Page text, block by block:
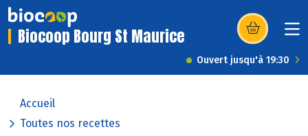
Biocoop Bourg St Maurice (s’ouvre dans
Ouvert jusqu'à 19:30
Accueil
Toutes nos recettes